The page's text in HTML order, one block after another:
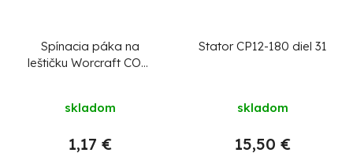
Spínacia páka na
leštičku Worcraft COP-
skladom
1,17 €
Stator CP12-180 diel 31
skladom
15,50 €